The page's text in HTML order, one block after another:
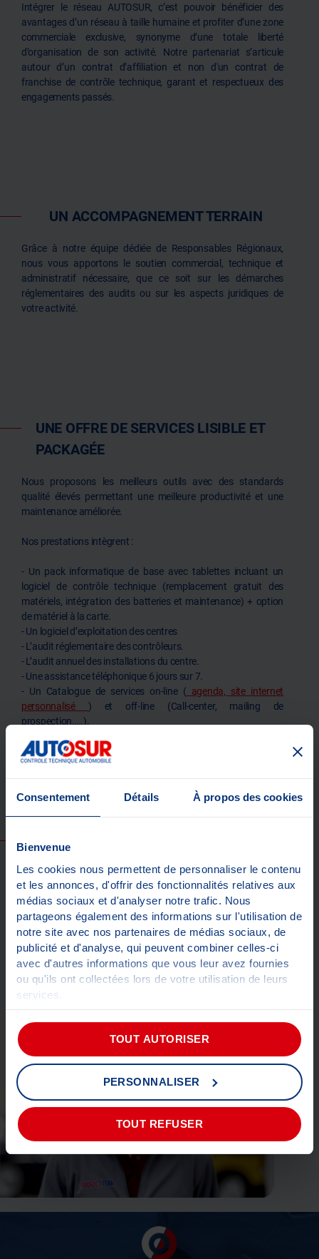
Consentement Détails À propos des cookies
Bienvenue
Les cookies nous permettent de personnaliser le contenu
et les annonces, d'offrir des fonctionnalités relatives aux
médias sociaux et d'analyser notre trafic. Nous
partageons également des informations sur l'utilisation de
notre site avec nos partenaires de médias sociaux, de
publicité et d'analyse, qui peuvent combiner celles-ci
avec d'autres informations que vous leur avez fournies
ou qu'ils ont collectées lors de votre utilisation de leurs
services.
Pour plus d'informations sur les cookies,cliquez-ici.
TOUT AUTORISER
PERSONNALISER
TOUT REFUSER
Intégrer le réseau AUTOSUR, c’est pouvoir bénéficier des
avantages d’un réseau à taille humaine et profiter d’une zone
commerciale exclusive, synonyme d’une totale liberté
d’organisation de son activité. Notre partenariat s’articule
autour d’un contrat d’affiliation et non d'un contrat de
franchise de contrôle technique, garant et respectueux des
engagements passés.
UN ACCOMPAGNEMENT TERRAIN
Grâce à notre équipe dédiée de Responsables Régionaux,
nous vous apportons le soutien commercial, technique et
administratif nécessaire, que ce soit sur les démarches
réglementaires des audits ou sur les aspects juridiques de
votre activité.
UNE OFFRE DE SERVICES LISIBLE ET
PACKAGÉE
Nous proposons les meilleurs outils avec des standards
qualité élevés permettant une meilleure productivité et une
maintenance améliorée.
Nos prestations intègrent :
- Un pack informatique de base avec tablettes incluant un
logiciel de contrôle technique (remplacement gratuit des
matériels, intégration des batteries et maintenance) + option
de matériel à la carte.
- Un logiciel d’exploitation des centres
- L’audit réglementaire des contrôleurs.
- L’audit annuel des installations du centre.
- Une assistance téléphonique 6 jours sur 7.
- Un Catalogue de services on-line ( agenda, site internet
personnalisé ) et off-line (Call-center, mailing de
prospection…..).
DE TOUS VOS CENTRES EN 1 CLIC
Grâce à notre portail « Websur », vous pouvez gérer vos
centres à distance en 1 seul clic.